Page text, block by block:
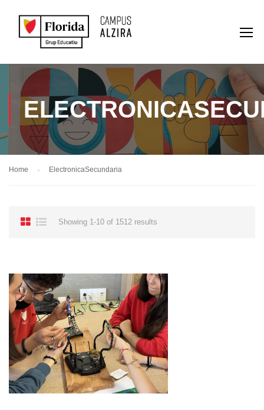
Home ElectronicaSecundaria
Showing 1-10 of 1512 results